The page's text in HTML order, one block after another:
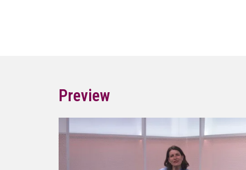
Preview